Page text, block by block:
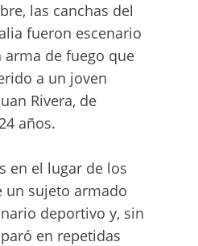
las canchas del
fueron escenario
de fuego que
a un joven
Rivera, de
años.
en el lugar de los
un sujeto armado
deportivo y, sin
en repetidas